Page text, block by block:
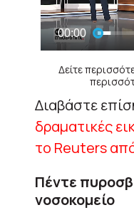
Δείτε
Διαβάστε
δραματικές
το Reuters
Πέντε
νοσοκομείο